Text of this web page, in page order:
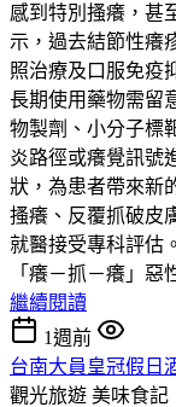
感到特別搔癢，甚
示，過去結節性癢
照治療及口服免疫
長期使用藥物需留
物製劑、小分子標
炎路徑或癢覺訊號
狀，為患者帶來新
搔癢、反覆抓破皮
就醫接受專科評估
「癢－抓－癢」惡
繼續閱讀
1週前
台南大員皇冠假日
觀光旅遊 美味食記